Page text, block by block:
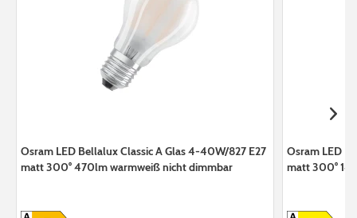
Osram LED Bellalux Classic A Glas 4-40W/827 E27
matt 300° 470lm warmweiß nicht dimmbar
Osram LED
matt 300°